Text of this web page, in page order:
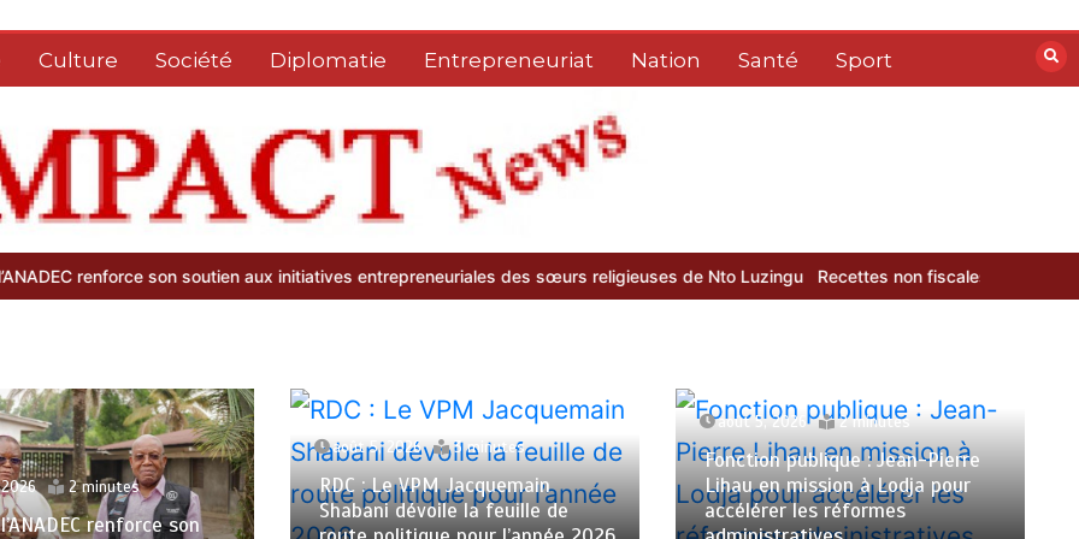
Culture Société Diplomatie Entrepreneuriat Nation Santé Sport
soutien aux initiatives entrepreneuriales des sœurs religieuses de Nto Luzingu Recettes non fiscales : la DGRAD dépasse ses
2 minutes
renforce son
août 5, 2026 3 minutes
RDC : Le VPM Jacquemain
Shabani dévoile la feuille de
août 5, 2026 2 minutes
Fonction publique : Jean-Pierre
Lihau en mission à Lodja pour
accélérer les réformes